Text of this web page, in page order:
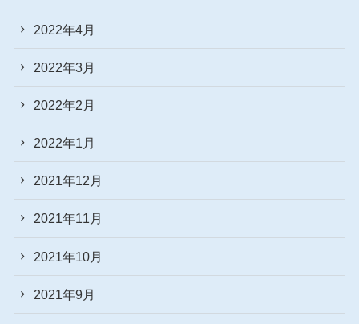
2022年4月
2022年3月
2022年2月
2022年1月
2021年12月
2021年11月
2021年10月
2021年9月